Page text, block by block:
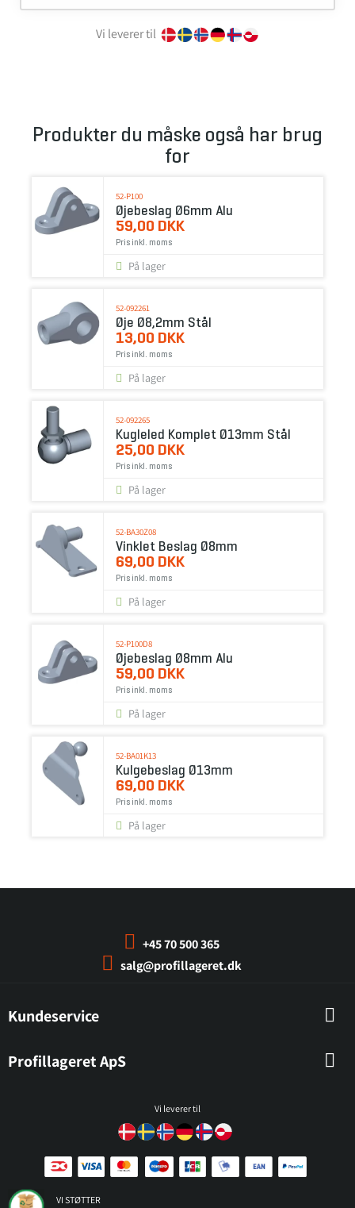
Vi leverer til
Produkter du måske også har brug
for
52-P100
Øjebeslag Ø6mm Alu
59,00 DKK
Pris inkl. moms
På lager
52-092261
Øje Ø8,2mm Stål
13,00 DKK
Pris inkl. moms
På lager
52-092265
Kugleled Komplet Ø13mm Stål
25,00 DKK
Pris inkl. moms
På lager
52-BA30Z08
Vinklet Beslag Ø8mm
69,00 DKK
Pris inkl. moms
På lager
52-P100D8
Øjebeslag Ø8mm Alu
59,00 DKK
Pris inkl. moms
På lager
52-BA01K13
Kulgebeslag Ø13mm
69,00 DKK
Pris inkl. moms
På lager
+45 70 500 365
salg@profillageret.dk
Kundeservice
Profillageret ApS
Vi leverer til
VI STØTTER